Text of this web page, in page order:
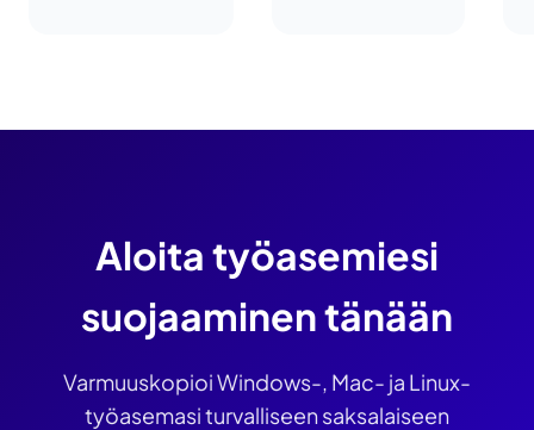
Aloita työasemiesi
suojaaminen tänään
Varmuuskopioi Windows-, Mac- ja Linux-
työasemasi turvalliseen saksalaiseen